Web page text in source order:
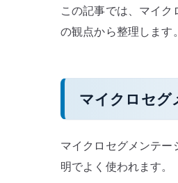
ラ
ス
通
制
分
この記事では、マイ
の観点から整理します。
マイクロセグ
マイクロセグメンテ
明でよく使われます。